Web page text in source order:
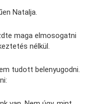
Natalja.
maga elmosogatni
nélkül.
tudott belenyugodni.